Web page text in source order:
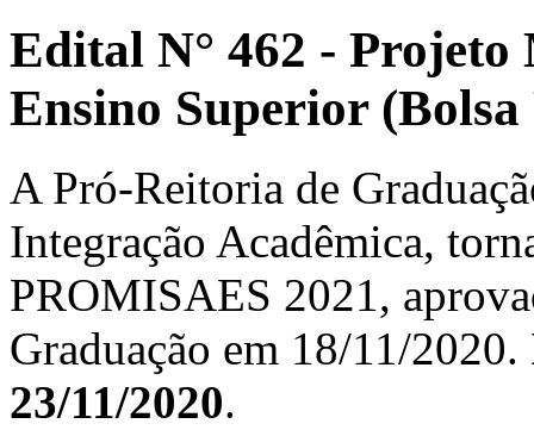
Edital N° 462 - Projeto
Ensino Superior
A Pró-Reitoria de
Integração Acadêmica,
PROMISAES 2021,
Graduação em 18/11/2020.
23/11/2020.